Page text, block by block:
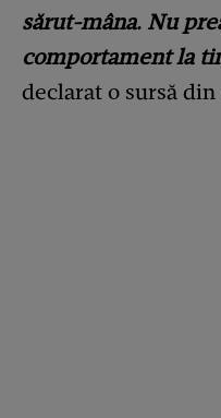
sărut-mâna. Nu
comportament la
declarat o sursă